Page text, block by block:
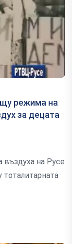
режима на
за децата
въздуха на Русе